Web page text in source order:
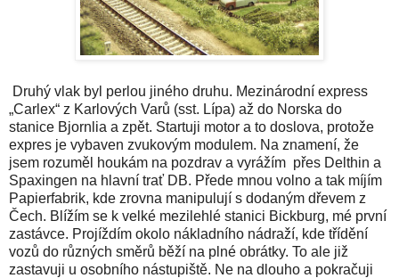
Druhý vlak byl perlou jiného druhu. Mezinárodní express
„Carlex“ z Karlových Varů (sst. Lípa) až do Norska do
stanice Bjornlia a zpět. Startuji motor a to doslova, protože
expres je vybaven zvukovým modulem. Na znamení, že
jsem rozuměl houkám na pozdrav a vyrážím přes Delthin a
Spaxingen na hlavní trať DB. Přede mnou volno a tak míjím
Papierfabrik, kde zrovna manipulují s dodaným dřevem z
Čech. Blížím se k velké mezilehlé stanici Bickburg, mé první
zastávce. Projíždím okolo nákladního nádraží, kde třídění
vozů do různých směrů běží na plné obrátky. To ale již
zastavuji u osobního nástupiště. Ne na dlouho a pokračuji